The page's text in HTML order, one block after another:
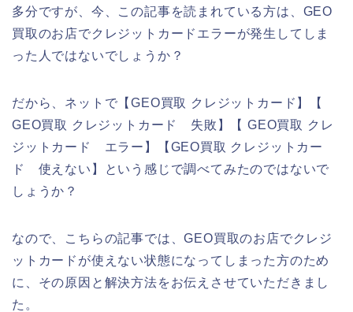
多分ですが、今、この記事を読まれている方は、GEO
買取のお店でクレジットカードエラーが発生してしま
った人ではないでしょうか？
だから、ネットで【GEO買取 クレジットカード】【
GEO買取 クレジットカード 失敗】【 GEO買取 クレ
ジットカード エラー】【GEO買取 クレジットカー
ド 使えない】という感じで調べてみたのではないで
しょうか？
なので、こちらの記事では、GEO買取のお店でクレジ
ットカードが使えない状態になってしまった方のため
に、その原因と解決方法をお伝えさせていただきまし
た。